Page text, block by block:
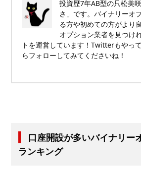
投資歴7年AB型の只松美
さ」です。バイナリーオ
る方や初めての方がより
オプション業者を見つけ
トを運営しています！Twitterもやっ
らフォローしてみてくださいね！
口座開設が多いバイナリー
ランキング